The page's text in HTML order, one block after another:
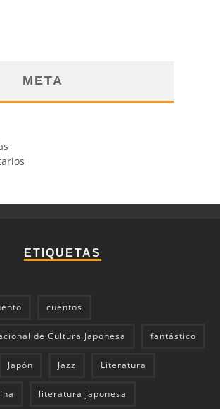
META
ETIQUETAS
cuentos
de Cultura Japonesa fantástico
Japón Jazz Literatura
literatura japonesa